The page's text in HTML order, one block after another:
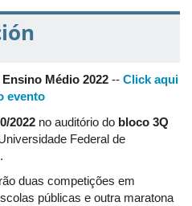
de como realizar a
pode ser
. Médio 2022 -- Click aqui
evento
2022 no auditório do bloco 3Q
Federal de
.
duas competições em
públicas e outra maratona